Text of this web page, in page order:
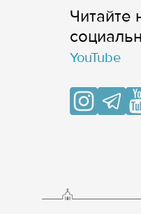
Читайте
YouTube